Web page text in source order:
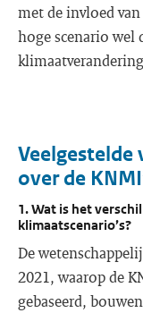
met de invloed
hoge scenario wel
Veelgestelde
over de
1. Wat is het
klimaatscenario’s?
De
2021, waarop de
gebaseerd,